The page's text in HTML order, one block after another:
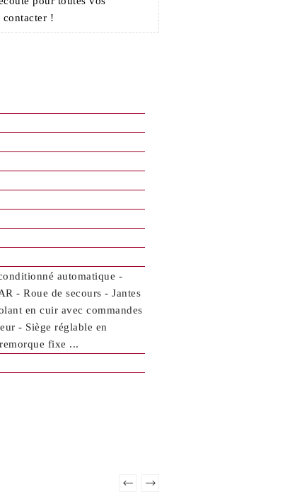
contacter !
automatique -
- Roue de secours - Jantes
en cuir avec commandes
- Siège réglable en
fixe ...